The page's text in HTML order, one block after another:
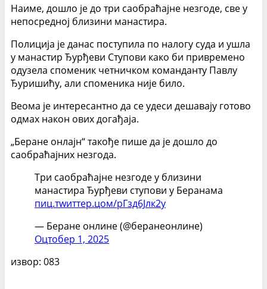
Наиме, дошло је до три саобраћајне незгоде, све у
непосредној близини манастира.
Полиција је данас поступила по налогу суда и ушла
у манастир Ђурђеви Ступови како би привремено
одузела споменик четничком команданту Павлу
Ђуришићу, али споменика није било.
Веома је интересантно да се удеси дешавају готово
одмах након ових догађаја.
„Беране онлајн“ такође пише да је дошло до
саобраћајних незгода.
Три саобраћајне незгоде у близини
манастира Ђурђеви ступови у Беранама
пиц.тwиттер.цом/рГзд6Јлк2у
— Беране онлине (@беранеонлине)
Оцтобер 1, 2025
извор: 083